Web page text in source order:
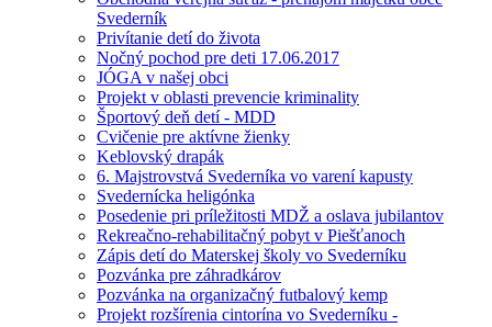
Svederník
Privítanie detí do života
Nočný pochod pre deti 17.06.2017
JÓGA v našej obci
Projekt v oblasti prevencie kriminality
Športový deň detí - MDD
Cvičenie pre aktívne žienky
Keblovský drapák
6. Majstrovstvá Svederníka vo varení kapusty
Svedernícka heligónka
Posedenie pri príležitosti MDŽ a oslava jubilantov
Rekreačno-rehabilitačný pobyt v Piešťanoch
Zápis detí do Materskej školy vo Svederníku
Pozvánka pre záhradkárov
Pozvánka na organizačný futbalový kemp
Projekt rozšírenia cintorína vo Svederníku -